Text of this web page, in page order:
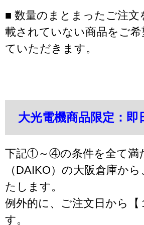
■ 数量のまとまったご注
載されていない商品をご
ていただきます。
大光電機商品限定：即
下記①～④の条件を全て満
（DAIKO）の大阪倉庫か
たします。
例外的に、ご注文日から
す。